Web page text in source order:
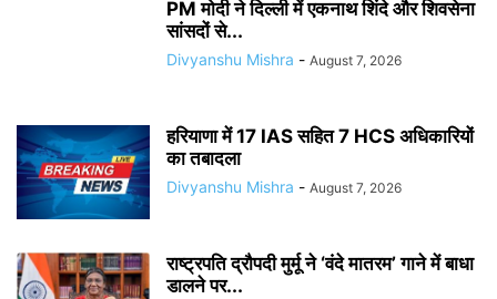
PM मोदी ने दिल्ली में एकनाथ शिंदे और शिवसेना
सांसदों से...
Divyanshu Mishra - August 7, 2026
हरियाणा में 17 IAS सहित 7 HCS अधिकारियों
का तबादला
Divyanshu Mishra - August 7, 2026
राष्ट्रपति द्रौपदी मुर्मू ने ‘वंदे मातरम’ गाने में बाधा
डालने पर...